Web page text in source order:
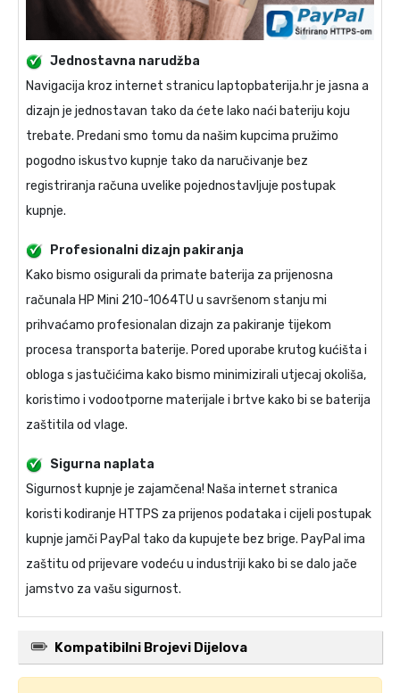
Jednostavna narudžba
Navigacija kroz internet stranicu laptopbaterija.hr je jasna a
dizajn je jednostavan tako da ćete lako naći bateriju koju
trebate. Predani smo tomu da našim kupcima pružimo
pogodno iskustvo kupnje tako da naručivanje bez
registriranja računa uvelike pojednostavljuje postupak
kupnje.
Profesionalni dizajn pakiranja
Kako bismo osigurali da primate baterija za prijenosna
računala HP Mini 210-1064TU u savršenom stanju mi
prihvaćamo profesionalan dizajn za pakiranje tijekom
procesa transporta baterije. Pored uporabe krutog kućišta i
obloga s jastučićima kako bismo minimizirali utjecaj okoliša,
koristimo i vodootporne materijale i brtve kako bi se baterija
zaštitila od vlage.
Sigurna naplata
Sigurnost kupnje je zajamčena! Naša internet stranica
koristi kodiranje HTTPS za prijenos podataka i cijeli postupak
kupnje jamči PayPal tako da kupujete bez brige. PayPal ima
zaštitu od prijevare vodeću u industriji kako bi se dalo jače
jamstvo za vašu sigurnost.
Kompatibilni Brojevi Dijelova